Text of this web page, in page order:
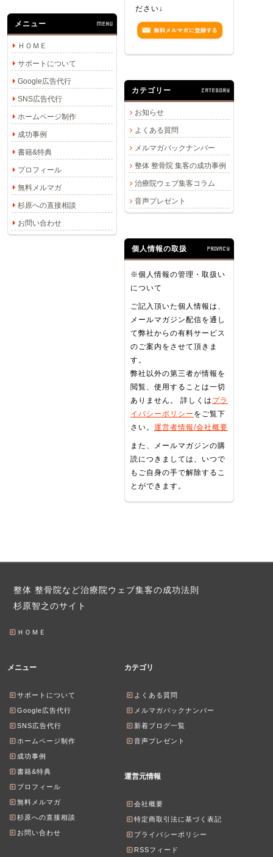
ださい↓
メニュー
MENU
ＨＯＭＥ
サポートについて
Google広告代行
SNS広告代行
ホームページ制作
成功事例
書籍&特典
プロフィール
無料メルマガ
杉原への直接相談
お問い合わせ
カテゴリー CATEGORY
お知らせ
よくある質問
メルマガバックナンバー
整体 整骨院 集客の成功事例
治療院ウェブ集客コラム
音声プレゼント
個人情報の取扱 PRIVACY
※個人情報の管理・取扱い
について
ご記入頂いた個人情報は、
メールマガジン配信を通し
て弊社からの有料サービス
のご案内をさせて頂きま
す。
弊社以外の第三者が情報を
閲覧、使用することは一切
ありません。 詳しくは プラ
イバシーポリシー をご覧下
さい。 運営者情報/会社概要
また、メールマガジンの購
読につきましては、いつで
もご自身の手で解除するこ
とができます。
整体 整骨院など治療院ウェブ集客の成功法則
杉原智之のサイト
ＨＯＭＥ
メニュー
サポートについて
Google広告代行
SNS広告代行
ホームページ制作
成功事例
書籍&特典
プロフィール
無料メルマガ
杉原への直接相談
お問い合わせ
カテゴリ
よくある質問
メルマガバックナンバー
新着ブログ一覧
音声プレゼント
運営元情報
会社概要
特定商取引法に基づく表記
プライバシーポリシー
RSSフィード